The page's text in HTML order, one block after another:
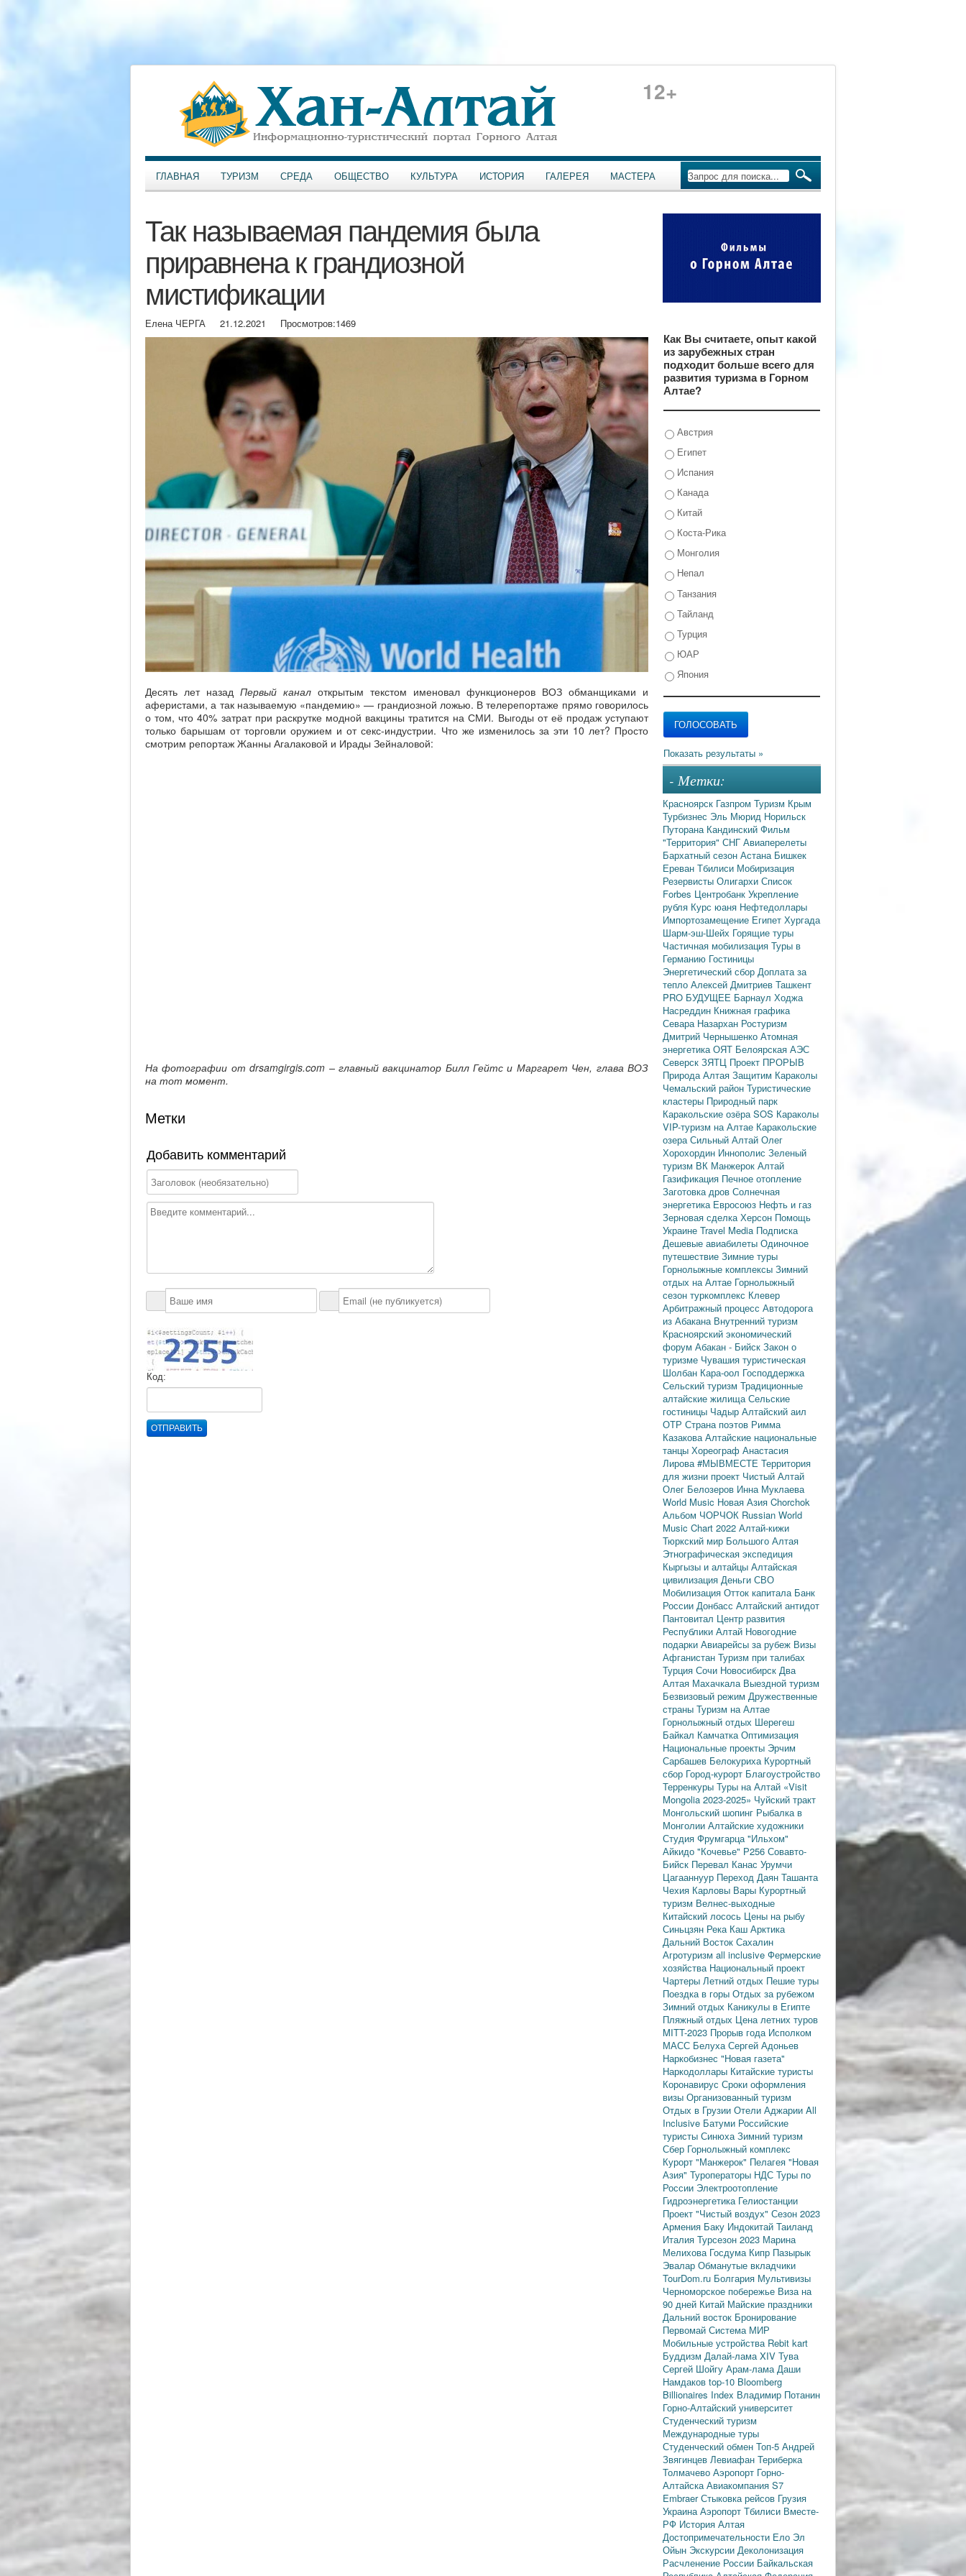
12+
ГЛАВНАЯ ТУРИЗМ СРЕДА ОБЩЕСТВО КУЛЬТУРА ИСТОРИЯ ГАЛЕРЕЯ МАСТЕРА
Так называемая пандемия была
приравнена к грандиозной
мистификации
Елена ЧЕРГА 21.12.2021 Просмотров:1469
Десять лет назад Первый канал открытым текстом именовал функционеров ВОЗ обманщиками и
аферистами, а так называемую «пандемию» — грандиозной ложью. В телерепортаже прямо говорилось
о том, что 40% затрат при раскрутке модной вакцины тратится на СМИ. Выгоды от её продаж уступают
только барышам от торговли оружием и от секс-индустрии. Что же изменилось за эти 10 лет? Просто
смотрим репортаж Жанны Агалаковой и Ирады Зейналовой:
На фотографии от drsamgirgis.com – главный вакцинатор Билл Гейтс и Маргарет Чен, глава ВОЗ
на тот момент.
Метки
Добавить комментарий
Код:
ОТПРАВИТЬ
Как Вы считаете, опыт какой
из зарубежных стран
подходит больше всего для
развития туризма в Горном
Алтае?
Австрия
Египет
Испания
Канада
Китай
Коста-Рика
Монголия
Непал
Танзания
Тайланд
Турция
ЮАР
Япония
- Метки:
Красноярск Газпром Туризм Крым
Турбизнес Эль Мюрид Норильск
Путорана Кандинский Фильм
"Территория" СНГ Авиаперелеты
Бархатный сезон Астана Бишкек
Ереван Тбилиси Мобиризация
Резервисты Олигархи Список
Forbes Центробанк Укрепление
рубля Курс юаня Нефтедоллары
Импортозамещение Египет Хургада
Шарм-эш-Шейх Горящие туры
Частичная мобилизация Туры в
Германию Гостиницы
Энергетический сбор Доплата за
тепло Алексей Дмитриев Ташкент
PRO БУДУЩЕЕ Барнаул Ходжа
Насреддин Книжная графика
Севара Назархан Ростуризм
Дмитрий Чернышенко Атомная
энергетикаОЯТ Белоярская АЭС
Северск ЗЯТЦ Проект ПРОРЫВ
Природа Алтая Защитим Караколы
Чемальский район Туристические
кластеры Природный парк
Каракольские озёраSOS Караколы
VIP-туризм на Алтае Каракольские
озераСильный Алтай Олег
Хорохордин Иннополис Зеленый
туризм ВК Манжерок Алтай
Газификация Печное отопление
Заготовка дров Солнечная
энергетика Евросоюз Нефть и газ
Зерновая сделкаХерсон Помощь
Украине Travel Media Подписка
Дешевые авиабилеты Одиночное
путешествие Зимние туры
Горнолыжные комплексы Зимний
отдых на Алтае Горнолыжный
сезон туркомплекс Клевер
Арбитражный процесс Автодорога
из Абакана Внутренний туризм
Красноярский экономический
форум Абакан - Бийск Закон о
туризме Чувашия туристическая
Шолбан Кара-оол Господдержка
Сельский туризм Традиционные
алтайские жилищаСельские
гостиницы Чадыр Алтайский аил
ОТР Страна поэтов Римма
КазаковаАлтайские национальные
танцы Хореограф Анастасия
Лирова#МЫВМЕСТЕ Территория
для жизни проект Чистый Алтай
Олег Белозеров Инна Муклаева
World Music Новая Азия Chorchok
Альбом ЧОРЧОК Russian World
Music Chart 2022 Алтай-кижи
Тюркский мир Большого Алтая
Этнографическая экспедиция
Кыргызы и алтайцы Алтайская
цивилизация Деньги СВО
Мобилизация Отток капитала Банк
России Донбасс Алтайский антидот
Пантовитал Центр развития
Республики Алтай Новогодние
подарки Авиарейсы за рубеж Визы
Афганистан Туризм при талибах
Турция Сочи Новосибирск Два
Алтая Махачкала Выездной туризм
Безвизовый режим Дружественные
страны Туризм на Алтае
Горнолыжный отдых Шерегеш
Байкал КамчаткаОптимизация
Национальные проекты Эрчим
Сарбашев Белокуриха Курортный
сбор Город-курорт Благоустройство
Терренкуры Туры на Алтай «Visit
Mongolia 2023-2025» Чуйский тракт
Монгольский шопинг Рыбалка в
Монголии Алтайские художники
Студия Фрумгарца"Ильхом"
Айкидо "Кочевье" Р256 Совавто-
Бийск Перевал Канас Урумчи
Цагааннуур Переход Даян Ташанта
Чехия Карловы Вары Курортный
туризм Велнес-выходные
Китайский лосось Цены на рыбу
Синьцзян Река Каш Арктика
Дальний Восток Сахалин
Агротуризм all inclusive Фермерские
хозяйства Национальный проект
Чартеры Летний отдых Пешие туры
Поездка в горы Отдых за рубежом
Зимний отдых Каникулы в Египте
Пляжный отдых Цена летних туров
MITT-2023 Прорыв года Исполком
МАСС БелухаСергей Адоньев
Наркобизнес "Новая газета"
Наркодоллары Китайские туристы
Коронавирус Сроки оформления
визы Организованный туризм
Отдых в Грузии Отели Аджарии All
Inclusive Батуми Российские
туристы СинюхаЗимний туризм
Сбер Горнолыжный комплекс
Курорт "Манжерок" Пелагея "Новая
Азия" Туроператоры НДС Туры по
России Электроотопление
Гидроэнергетика Гелиостанции
Проект "Чистый воздух" Сезон 2023
Армения Баку Индокитай Таиланд
Италия Турсезон 2023 Марина
Мелихова Госдума Кипр Пазырык
Эвалар Обманутые вкладчики
TourDom.ru Болгария Мультивизы
Черноморское побережье Виза на
90 дней Китай Майские праздники
Дальний восток Бронирование
Первомай Система МИР
Мобильные устройства Rebit kart
Буддизм Далай-лама XIV Тува
Сергей Шойгу Арам-ламаДаши
Намдаков top-10 Bloomberg
Billionaires Index Владимир Потанин
Горно-Алтайский университет
Студенческий туризм
Международные туры
Студенческий обмен Топ-5 Андрей
Звягинцев Левиафан Териберка
Толмачево Аэропорт Горно-
АлтайскаАвиакомпания S7
EmbraerСтыковка рейсов Грузия
УкраинаАэропорт Тбилиси Вместе-
РФ История Алтая
Достопримечательности Ело Эл
Ойын Экскурсии Деколонизация
Расчленение России Байкальская